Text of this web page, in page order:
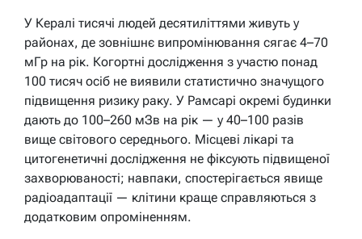
У Кералі тисячі людей десятиліттями живуть у
районах, де зовнішнє випромінювання сягає 4–70
мГр на рік. Когортні дослідження з участю понад
100 тисяч осіб не виявили статистично значущого
підвищення ризику раку. У Рамсарі окремі будинки
дають до 100–260 мЗв на рік — у 40–100 разів
вище світового середнього. Місцеві лікарі та
цитогенетичні дослідження не фіксують підвищеної
захворюваності; навпаки, спостерігається явище
радіоадаптації — клітини краще справляються з
додатковим опроміненням.